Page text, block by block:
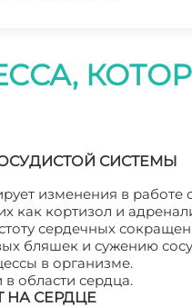
СИСТЕМЫ
изменения в работе
как кортизол и
сердечных
бляшек и сужению
в организме.
области сердца.
НА СЕРДЦЕ